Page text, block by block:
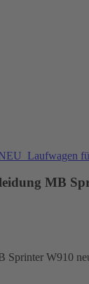
Laufwagen
MB
W910